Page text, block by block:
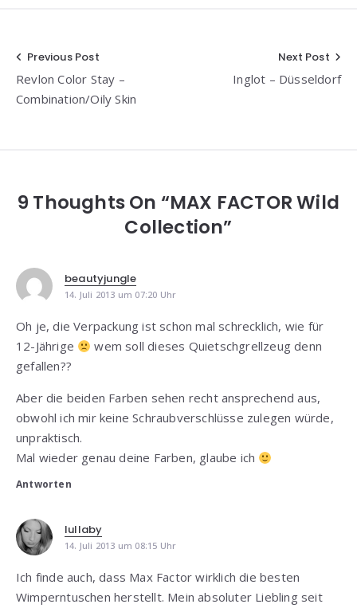
Beitragsnavigation
Previous Post
Revlon Color Stay –
Combination/Oily Skin
Next Post
Inglot – Düsseldorf
9 Thoughts On “MAX FACTOR Wild
Collection”
beautyjungle
14. Juli 2013 um 07:20 Uhr
Oh je, die Verpackung ist schon mal schrecklich, wie für
12-Jährige
wem soll dieses Quietschgrellzeug denn
gefallen??
Aber die beiden Farben sehen recht ansprechend aus,
obwohl ich mir keine Schraubverschlüsse zulegen würde,
unpraktisch.
Mal wieder genau deine Farben, glaube ich
Antworten
lullaby
14. Juli 2013 um 08:15 Uhr
Ich finde auch, dass Max Factor wirklich die besten
Wimperntuschen herstellt. Mein absoluter Liebling seit